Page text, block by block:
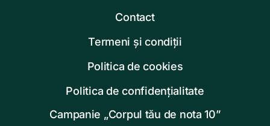
Contact
Termeni și condiții
Politica de cookies
Politica de confidențialitate
Campanie „Corpul tău de nota 10”